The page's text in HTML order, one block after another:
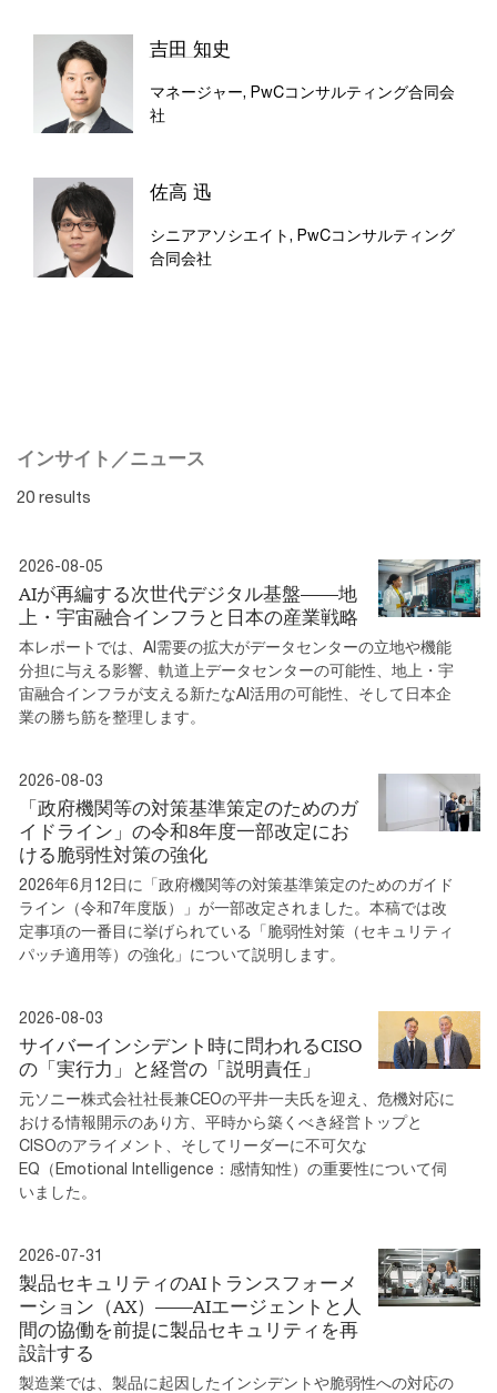
吉田 知史
マネージャー, PwCコンサルティング合同会
社
佐高 迅
シニアアソシエイト, PwCコンサルティング
合同会社
インサイト／ニュース
20 results
2026-08-05
AIが再編する次世代デジタル基盤――地
上・宇宙融合インフラと日本の産業戦略
本レポートでは、AI需要の拡大がデータセンターの立地や機能
分担に与える影響、軌道上データセンターの可能性、地上・宇
宙融合インフラが支える新たなAI活用の可能性、そして日本企
業の勝ち筋を整理します。
2026-08-03
「政府機関等の対策基準策定のためのガ
イドライン」の令和8年度一部改定にお
ける脆弱性対策の強化
2026年6月12日に「政府機関等の対策基準策定のためのガイド
ライン（令和7年度版）」が一部改定されました。本稿では改
定事項の一番目に挙げられている「脆弱性対策（セキュリティ
パッチ適用等）の強化」について説明します。
2026-08-03
サイバーインシデント時に問われるCISO
の「実行力」と経営の「説明責任」
元ソニー株式会社社長兼CEOの平井一夫氏を迎え、危機対応に
おける情報開示のあり方、平時から築くべき経営トップと
CISOのアライメント、そしてリーダーに不可欠な
EQ（Emotional Intelligence：感情知性）の重要性について伺
いました。
2026-07-31
製品セキュリティのAIトランスフォーメ
ーション（AX）――AIエージェントと人
間の協働を前提に製品セキュリティを再
設計する
製造業では、製品に起因したインシデントや脆弱性への対応の